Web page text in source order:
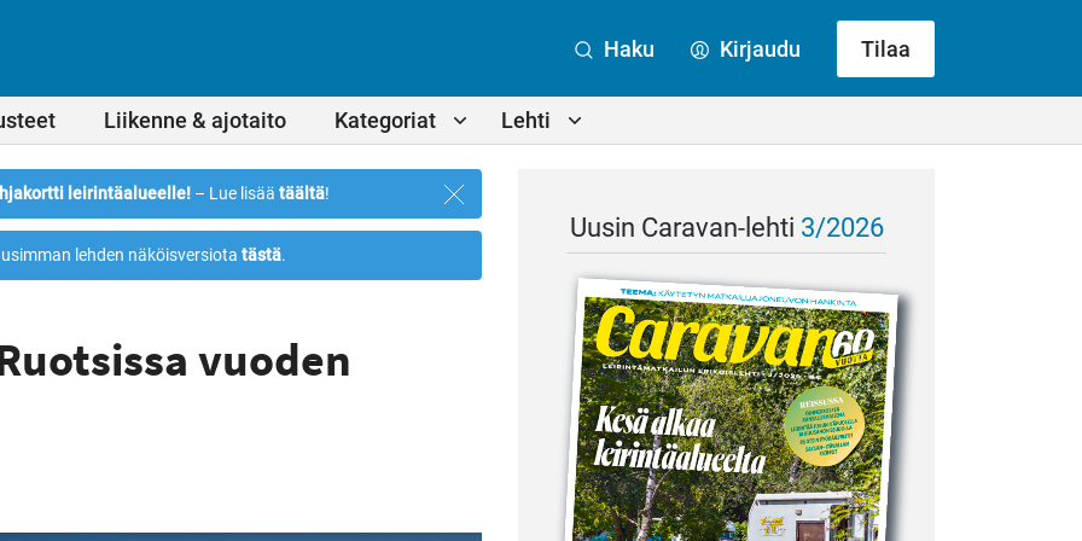
Liikenne & ajotaito Kategoriat Lehti
Haku Kirjaudu Tilaa
leirintäalueelle! – Lue lisää täältä!
Sulje
ilmoitus
lehden näköisversiota tästä.
vuoden
Uusin Caravan-lehti 3/2026